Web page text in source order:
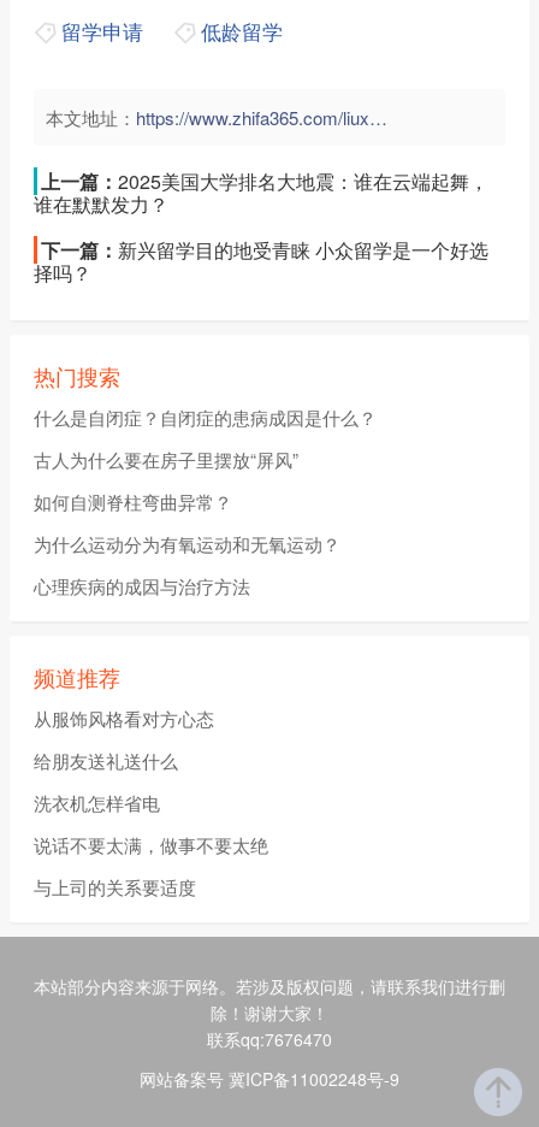
留学申请 低龄留学
本文地址： https://www.zhifa365.com/liuxue/te2Kk9fP3D7FwSHy">
上一篇： 2025美国大学排名大地震：谁在云端起舞，
谁在默默发力？
下一篇： 新兴留学目的地受青睐 小众留学是一个好选
择吗？
热门搜索
什么是自闭症？自闭症的患病成因是什么？
古人为什么要在房子里摆放“屏风”
如何自测脊柱弯曲异常？
为什么运动分为有氧运动和无氧运动？
心理疾病的成因与治疗方法
频道推荐
从服饰风格看对方心态
给朋友送礼送什么
洗衣机怎样省电
说话不要太满，做事不要太绝
与上司的关系要适度
本站部分内容来源于网络。若涉及版权问题，请联系我们进行删
除！谢谢大家！
联系qq:7676470
网站备案号 冀ICP备11002248号-9